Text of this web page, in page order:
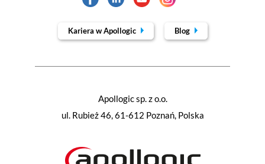
Apollogic sp. z o.o.
ul. Rubież 46, 61-612 Poznań, Polska
Kariera w Apollogic Blog